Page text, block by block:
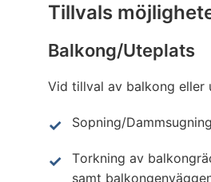
Tillvals
Balkong/Uteplats
Vid tillval av balkong eller
Sopning/
Torkning av
samt